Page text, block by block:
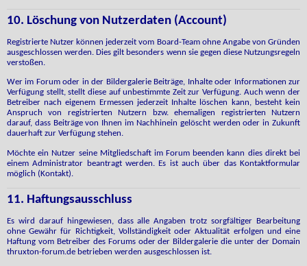
10. Löschung von Nutzerdaten (Account)
Registrierte Nutzer können jederzeit vom Board-Team ohne Angabe von Gründen
ausgeschlossen werden. Dies gilt besonders wenn sie gegen diese Nutzungsregeln
verstoßen.
Wer im Forum oder in der Bildergalerie Beiträge, Inhalte oder Informationen zur
Verfügung stellt, stellt diese auf unbestimmte Zeit zur Verfügung. Auch wenn der
Betreiber nach eigenem Ermessen jederzeit Inhalte löschen kann, besteht kein
Anspruch von registrierten Nutzern bzw. ehemaligen registrierten Nutzern
darauf, dass Beiträge von Ihnen im Nachhinein gelöscht werden oder in Zukunft
dauerhaft zur Verfügung stehen.
Möchte ein Nutzer seine Mitgliedschaft im Forum beenden kann dies direkt bei
einem Administrator beantragt werden. Es ist auch über das Kontaktformular
möglich (Kontakt).
11. Haftungsausschluss
Es wird darauf hingewiesen, dass alle Angaben trotz sorgfältiger Bearbeitung
ohne Gewähr für Richtigkeit, Vollständigkeit oder Aktualität erfolgen und eine
Haftung vom Betreiber des Forums oder der Bildergalerie die unter der Domain
thruxton-forum.de betrieben werden ausgeschlossen ist.